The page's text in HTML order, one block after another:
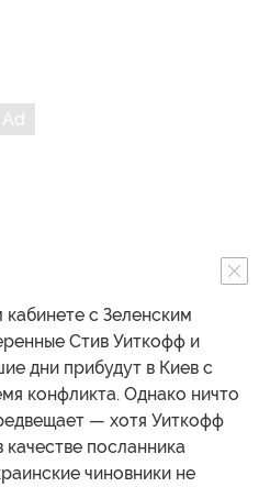
с Зеленским
Стив Уиткофф и
дни прибудут в Киев с
конфликта. Однако ничто
— хотя Уиткофф
посланника
чиновники не